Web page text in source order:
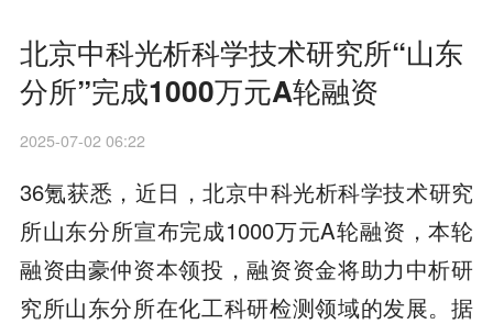
北京中科光析科学技术研究所“山东
分所”完成1000万元A轮融资
2025-07-02 06:22
36氪获悉，近日，北京中科光析科学技术研究
所山东分所宣布完成1000万元A轮融资，本轮
融资由豪仲资本领投，融资资金将助力中析研
究所山东分所在化工科研检测领域的发展。据